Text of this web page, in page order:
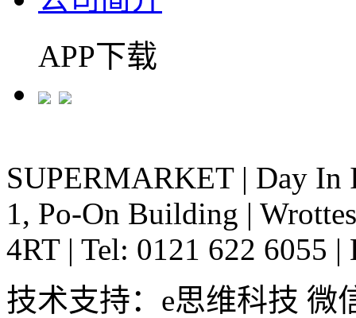
APP下载
SUPERMARKET | Day In
1, Po-On Building |
4RT | Tel: 0121 622 6055 |
技术支持：e思维科技 微